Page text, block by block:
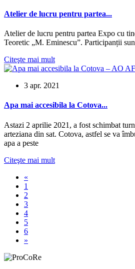
Atelier de lucru pentru partea...
Atelier de lucru pentru partea Expo cu
Teoretic „M. Eminescu”. Participanții
Citeşte mai mult
3 apr. 2021
Apa mai accesibila la Cotova...
Astazi 2 aprilie 2021, a fost schimbat
arteziana din sat. Cotova, astfel se va
apa a peste
Citeşte mai mult
«
1
2
3
4
5
6
»